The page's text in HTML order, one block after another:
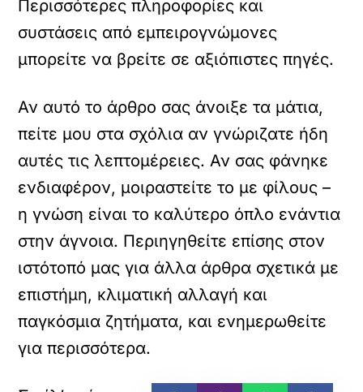
Περισσότερες πληροφορίες και
συστάσεις από εμπειρογνώμονες
μπορείτε να βρείτε σε αξιόπιστες πηγές.
Αν αυτό το άρθρο σας άνοιξε τα μάτια,
πείτε μου στα σχόλια αν γνώριζατε ήδη
αυτές τις λεπτομέρειες. Αν σας φάνηκε
ενδιαφέρον, μοιραστείτε το με φίλους –
η γνώση είναι το καλύτερο όπλο ενάντια
στην άγνοια. Περιηγηθείτε επίσης στον
ιστότοπό μας για άλλα άρθρα σχετικά με
επιστήμη, κλιματική αλλαγή και
παγκόσμια ζητήματα, και ενημερωθείτε
για περισσότερα.